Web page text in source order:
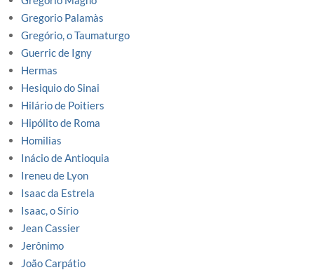
Gregorio Palamàs
Gregório, o Taumaturgo
Guerric de Igny
Hermas
Hesiquio do Sinai
Hilário de Poitiers
Hipólito de Roma
Homilias
Inácio de Antioquia
Ireneu de Lyon
Isaac da Estrela
Isaac, o Sírio
Jean Cassier
Jerônimo
João Carpátio